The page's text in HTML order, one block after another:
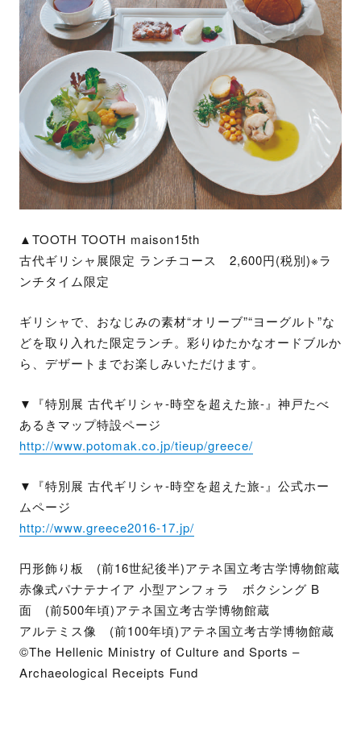
▲TOOTH TOOTH maison15th
古代ギリシャ展限定 ランチコース 2,600円(税別)※ラ
ンチタイム限定
ギリシャで、おなじみの素材“オリーブ”“ヨーグルト”な
どを取り入れた限定ランチ。彩りゆたかなオードブルか
ら、デザートまでお楽しみいただけます。
▼『特別展 古代ギリシャ-時空を超えた旅-』神戸たべ
あるきマップ特設ページ
http://www.potomak.co.jp/tieup/greece/
▼『特別展 古代ギリシャ-時空を超えた旅-』公式ホー
ムページ
http://www.greece2016-17.jp/
円形飾り板 (前16世紀後半)アテネ国立考古学博物館蔵
赤像式パナテナイア 小型アンフォラ ボクシング B
面 (前500年頃)アテネ国立考古学博物館蔵
アルテミス像 (前100年頃)アテネ国立考古学博物館蔵
©The Hellenic Ministry of Culture and Sports –
Archaeological Receipts Fund